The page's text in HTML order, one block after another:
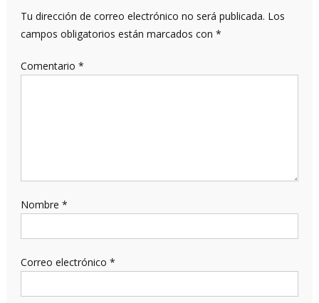
Tu dirección de correo electrónico no será publicada. Los
campos obligatorios están marcados con *
Comentario *
Nombre *
Correo electrónico *